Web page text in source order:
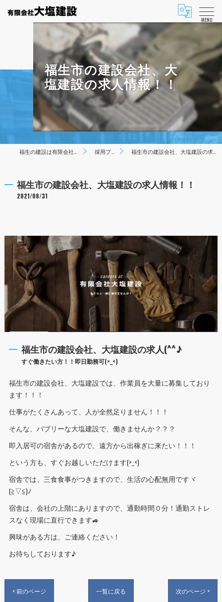
MENU
福生市の建設会社、大
塩建設の求人情報！！
採用ブログ 福生市の建設会社、大塩建設の求人情報！！
福生市の建設会社、大塩建設の求人情報！！
2021/08/31
福生市の建設会社、大塩建設の求人(^^♪
すぐ働きたい方！！即日勤務可(>_<)
福生市の建設会社、大塩建設では、作業員を大量に募集しており
ます！！！
仕事がたくさんあって、人が全然足りません！！！
そんな、バブリーな大塩建設で、働きませんか？？？
即入居可の宿舎があるので、遠方から出稼ぎに来たい！！！
という方も、すぐお越しいただけます(>_<)
宿舎では、三食食事がつきますので、生活の心配無用ですヾ
(≧▽≦)ﾉ
宿舎は、会社の上階にありますので、通勤時間０分！通勤ストレ
スなく現場に直行できます🚙
興味がある方は、ご連絡ください！
お待ちしております♪
< 前のページ 一覧に戻る 次のページ >